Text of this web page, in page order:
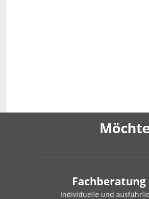
Fachberatung
Individuelle und